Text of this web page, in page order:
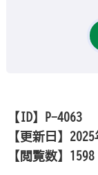
【ID】
P-4063
【更新日】 2025
【閲覧数】 1598